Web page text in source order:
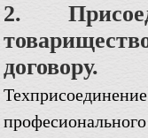
2.
договору.